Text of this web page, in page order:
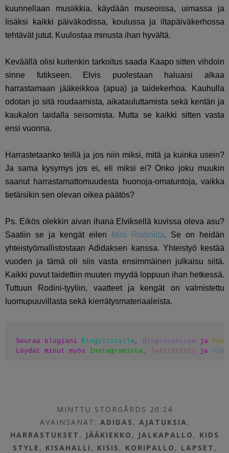
kuunnellaan musiikkia, käydään museoissa, uimassa ja
lisäksi kaikki päiväkodissa, koulussa ja iltapäiväkerhossa
tehtävät jutut. Kuulostaa minusta ihan hyvältä.
Keväällä olisi kuitenkin tarkoitus saada Kaapo sitten vihdoin
sinne futikseen. Elvis puolestaan haluaisi alkaa
harrastamaan jääkeikkoa (apua) ja taidekerhoa. Kauhulla
odotan jo sitä roudaamista, aikatauluttamista sekä kentän ja
kaukalon laidalla seisomista. Mutta se kaikki sitten vasta
ensi vuonna.
Harrastetaanko teillä ja jos niin miksi, mitä ja kuinka usein?
Ja sama kysymys jos ei, eli miksi ei? Onko joku muukin
saanut harrastamattomuudesta huonoja-omatuntoja, vaikka
tietäisikin sen olevan oikea päätös?
Ps. Eikös olekkin aivan ihana Elviksellä kuvissa oleva asu?
Saatiin se ja kengät eilen
Mini Rodinilta. Se on heidän
yhteistyömallistostaan Adidaksen kanssa. Yhteistyö kestää
vuoden ja tämä oli siis vasta ensimmäinen julkaisu siitä.
Kaikki puvut taidettiin muuten myydä loppuun ihan hetkessä.
Tuttuun Rodini-tyyliin, vaatteet ja kengät on valmistettu
luomupuuvillasta sekä kierrätysmateriaaleista.
Seuraa blogiani Blogilistalla, Bloglovinissa ja
Löydät minut myös Instagramista, Twitteristä ja
MINTTU STORGÅRDS 20:24
AVAINSANAT: ADIDAS , AJATUKSIA ,
HARRASTUKSET , JÄÄKIEKKO , JALKAPALLO , KIDS
STYLE , KISAHALLI , KISIS , KORIPALLO , LAPSET ,